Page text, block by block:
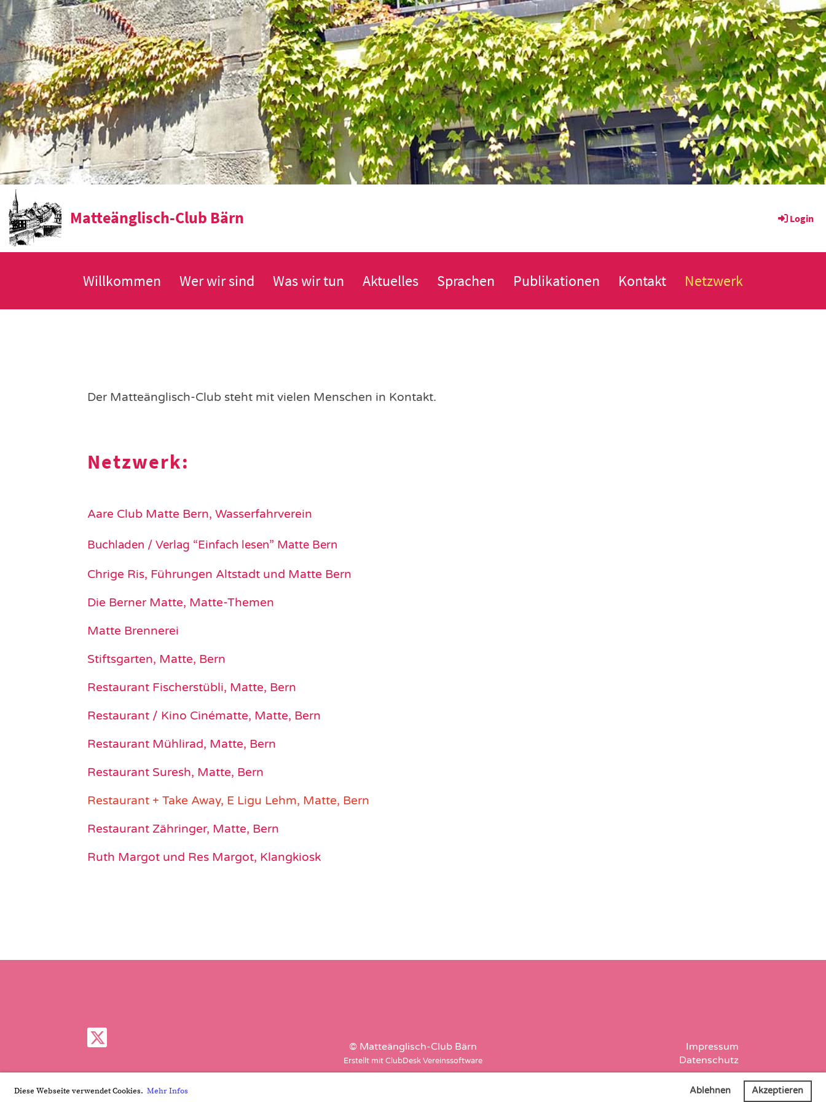
Diese Webseite verwendet Cookies. Mehr Infos Ablehnen Akzeptieren
Matteänglisch-Club Bärn Login
Willkommen Wer wir sind Was wir tun Aktuelles Sprachen Publikationen Kontakt Netzwerk
Der Matteänglisch-Club steht mit vielen Menschen in Kontakt.
Netzwerk:
Aare Club Matte Bern, Wasserfahrverein
Buchladen / Verlag “Einfach lesen” Matte Bern
Chrige Ris, Führungen Altstadt und Matte Bern
Die Berner Matte, Matte-Themen
Matte Brennerei
Stiftsgarten, Matte, Bern
Restaurant Fischerstübli, Matte, Bern
Restaurant / Kino Cinématte, Matte, Bern
Restaurant Mühlirad, Matte, Bern
Restaurant Suresh, Matte, Bern
Restaurant + Take Away, E Ligu Lehm, Matte, Bern
Restaurant Zähringer, Matte, Bern
Ruth Margot und Res Margot, Klangkiosk
© Matteänglisch-Club Bärn
Erstellt mit ClubDesk Vereinssoftware
Impressum
Datenschutz